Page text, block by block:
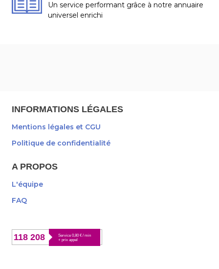
Un service performant grâce à notre annuaire
universel enrichi
INFORMATIONS LÉGALES
Mentions légales et CGU
Politique de confidentialité
A PROPOS
L'équipe
FAQ
118 208
Service 0,80 € / min
+ prix appel